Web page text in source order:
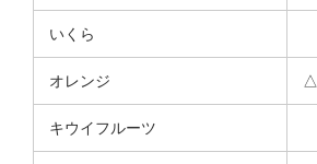
いくら
オレンジ △
キウイフルーツ